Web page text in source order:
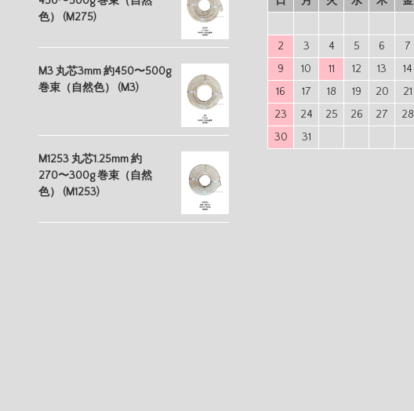
色） (M275)
M3 丸芯3mm 約450〜500g
巻束（自然色） (M3)
M1253 丸芯1.25mm 約
270〜300g 巻束（自然
色） (M1253)
2
3 4 5 6 7
9
10 11 12 13 14
16
17 18 19 20 21
23
24 25 26 27 28
30
31